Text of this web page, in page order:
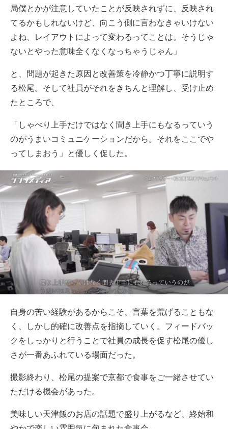
局僕とかが注意していたことが反映されずに、反映され
てるかもしれないけど、向こう側に言わなきゃいけない
よね、レイアウトによって変わるってことは。そうじゃ
ないとやった意味全くなくなっちゃうじゃん」
と、問題が起きた原因と改善策を冷静かつ丁寧に説明す
る松尾。そして社員がそれをきちんと理解し、受け止め
たところで、
「しゃべり上手だけではなく聞き上手にもなるっていう
のがうまいコミュニケーションだから。それをここでや
ってしまおう」と優しく促した。
自身の苦い経験があるからこそ、言葉を荒げることもな
く、しかし的確に改善点を指摘していく。フィードバッ
クをしっかりと行うことで社員の成長を促す松尾の優し
さが一番あふれている場面だった。
撮影終わり、松尾の提案で京都で食事をご一緒させてい
ただける機会があった。
美味しい天津飯のお店の話題で盛り上がるなど、終始和